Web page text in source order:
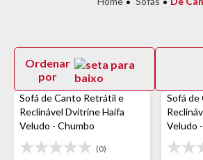
Ordenar
por
Sofá de Canto Retrátil e
Reclinável Dvitrine Haifa
Veludo - Chumbo
(0)
Sofá
Veludo